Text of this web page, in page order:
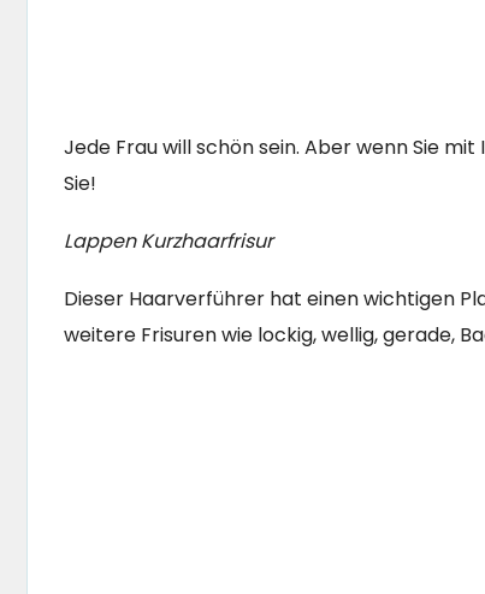
Jede Frau will schön sein. Aber wenn Sie
Sie!
Lappen Kurzhaarfrisur
Dieser Haarverführer hat einen wichtigen
weitere Frisuren wie lockig, wellig, gerade,